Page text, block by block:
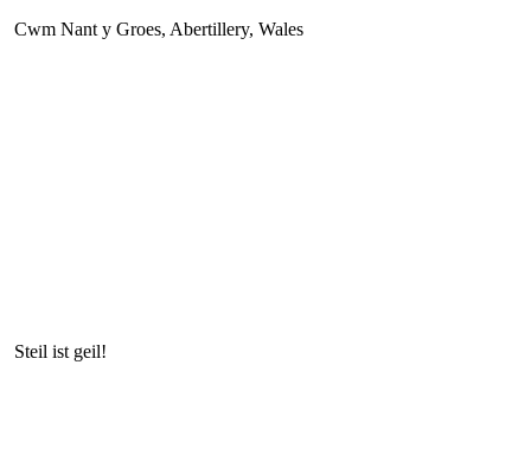
Cwm Nant y Groes, Abertillery, Wales
Steil ist geil!